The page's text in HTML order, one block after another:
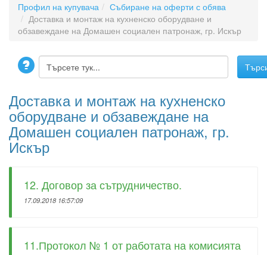
Профил на купувача
Събиране на оферти с обява
Доставка и монтаж на кухненско оборудване и
обзавеждане на Домашен социален патронаж, гр. Искър
Доставка и монтаж на кухненско
оборудване и обзавеждане на
Домашен социален патронаж, гр.
Искър
12. Договор за сътрудничество.
17.09.2018 16:57:09
11.Протокол № 1 от работата на комисията